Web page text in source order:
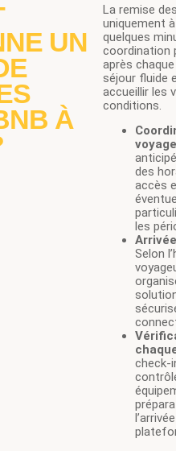
UN
À
La remise
uniquement
quelques
coordination
après
séjour fluide
accueillir les
conditions.
des
accès
les
Selon
check-